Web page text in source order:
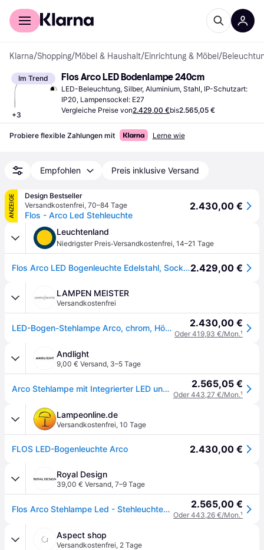
Für Shopper
Klarna/Shopping/Möbel & Haushalt/Einrichtung & Möbel /
Im Trend
+3
Flos Arco LED Bodenlampe 240cm
LED-Beleuchtung, Silber, Aluminium, Stahl, IP-Schutzart:
IP20, Lampensockel: E27
Vergleiche Preise von2.429,00 €bis2.565,05 €
Probiere flexible Zahlungen mit Lerne wie
Empfohlen Preis inklusive Versand
ANZEIGE
Design Bestseller
Versandkostenfrei, 70–84 Tage
Flos - Arco Led Stehleuchte
2.430,00 €
Leuchtenland
Niedrigster Preis·Versandkostenfrei, 14–21 Tage
Flos Arco LED Bogenleuchte Edelstahl, Sockel: Marmor2.429,00 €
LAMPEN MEISTER
Versandkostenfrei
LED-Bogen-Stehlampe Arco, chrom, Höhe 240 cm - FLOS - Wohnzimmer - Design - Stein - Einflammig 2.430,00 €
Oder 419,93 €/Mon.¹
Andlight
9,00 € Versand, 3–5 Tage
Arco Stehlampe mit Integrierter LED und Dimmer 2.565,05 €
Oder 443,27 €/Mon.¹
Lampeonline.de
Versandkostenfrei, 10 Tage
FLOS LED-Bogenleuchte Arco 2.430,00 €
Royal Design
39,00 € Versand, 7–9 Tage
Flos Arco Stehlampe Led - Stehleuchten Marmor Chrom - F0303000 2.565,00 €
Oder 443,26 €/Mon.¹
Aspect shop
Versandkostenfrei, 2 Tage